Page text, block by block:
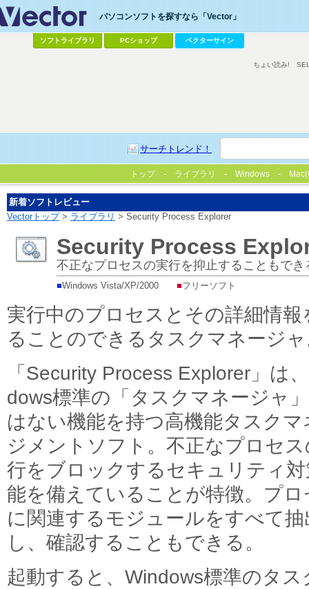
パソコンソフトを探すなら「Vector」
ソフトライブラリ PCショップ ベクターサイン
サーチトレンド！
ちょい読み!
トップ ライブラリ Windows
新着ソフトレビュー
Vectorトップ> ライブラリ > Security Process Explorer
Security Process
不正なプロセスの実行を抑止することもで
■Windows Vista/XP/2000 ■フリーソフト
実行中のプロセスとその詳細情報
ることのできるタスクマネージ
「Security Process Explorer」は
dows標準の「タスクマネージャ
はない機能を持つ高機能タスクマ
ジメントソフト。不正なプロセ
行をブロックするセキュリティ
能を備えていることが特徴。プロ
に関連するモジュールをすべて抽
し、確認することもできる。
起動すると、Windows標準のタス